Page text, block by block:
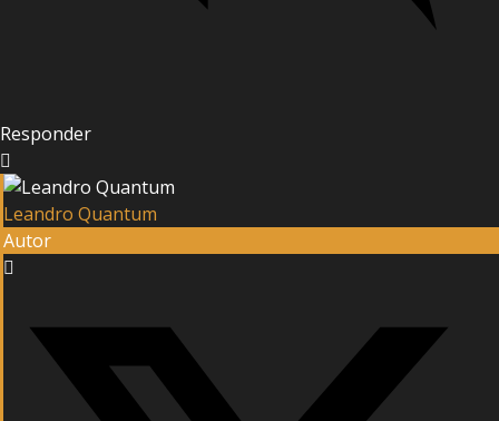
Responder
Leandro Quantum
Autor